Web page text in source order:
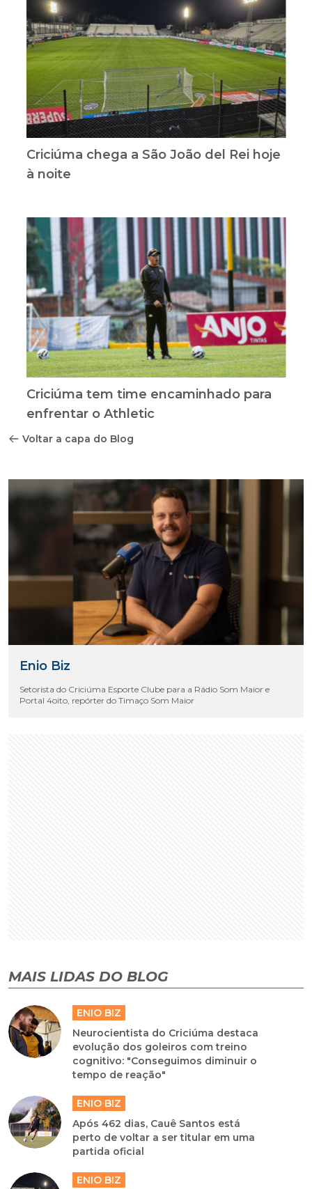
Criciúma chega a São João del Rei hoje
à noite
Criciúma tem time encaminhado para
enfrentar o Athletic
Voltar a capa do Blog
Enio Biz
Setorista do Criciúma Esporte Clube para a Rádio Som Maior e
Portal 4oito, repórter do Timaço Som Maior
MAIS LIDAS DO BLOG
ENIO BIZ
Neurocientista do Criciúma destaca
evolução dos goleiros com treino
cognitivo: "Conseguimos diminuir o
tempo de reação"
ENIO BIZ
Após 462 dias, Cauê Santos está
perto de voltar a ser titular em uma
partida oficial
ENIO BIZ